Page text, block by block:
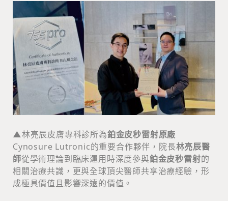
▲林亮辰皮膚專科診所為鉑金皮秒雷射原廠
Cynosure Lutronic的重要合作夥伴，院長林亮辰醫
師從學術理論到臨床運用時深度參與鉑金皮秒雷射的
相關治療共識，更與全球頂尖醫師共享治療經驗，形
成極具價值且影響深遠的價值。